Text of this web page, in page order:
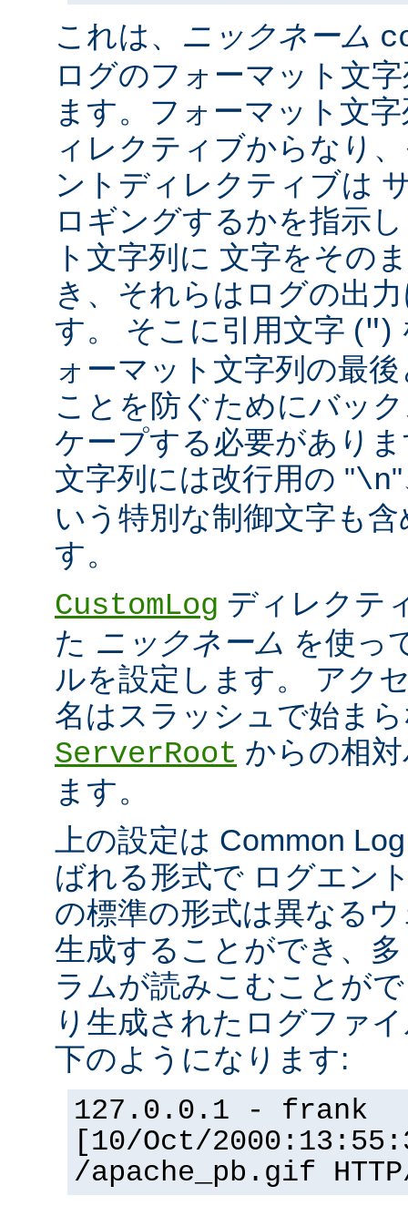
これは、 ニックネーム
ログのフォーマット文
ます。フォーマット文
ィレクティブからなり
ントディレクティブは
ロギングするかを指示
ト文字列に 文字をその
き、それらはログの出
す。 そこに引用文字 (")
ォーマット文字列の最
ことを防ぐためにバッ
ケープする必要があり
文字列には改行用の "\n
いう特別な制御文字も
す。
CustomLog ディレクテ
た ニックネーム を使っ
ルを設定します。 アク
名はスラッシュで始ま
ServerRoot からの相
ます。
上の設定は Common
ばれる形式で ログエン
の標準の形式は異なる
生成することができ、
ラムが読みこむことが
り生成されたログファ
下のようになります:
127.0.0.1 - frank
[10/Oct/
/apache_pb.gif